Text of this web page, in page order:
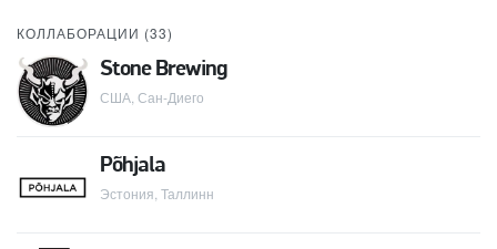
КОЛЛАБОРАЦИИ (33)
Stone Brewing
США, Сан-Диего
Põhjala
Эстония, Таллинн